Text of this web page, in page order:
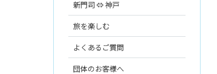
新門司 ⇔ 神戸
旅を楽しむ
よくあるご質問
団体のお客様へ